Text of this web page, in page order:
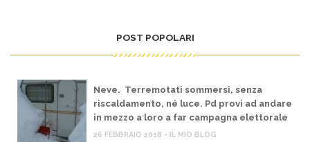
POST POPOLARI
Neve. Terremotati sommersi, senza
riscaldamento, né luce. Pd provi ad andare
in mezzo a loro a far campagna elettorale
26 FEBBRAIO 2018 - IL MIO BLOG